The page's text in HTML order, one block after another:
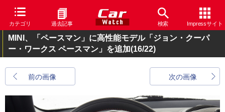
カテゴリ 過去記事 検索 Impressサイト
MINI、「ペースマン」に高性能モデル「ジョン・クーパ
ー・ワークス ペースマン」を追加(16/22)
前の画像 次の画像